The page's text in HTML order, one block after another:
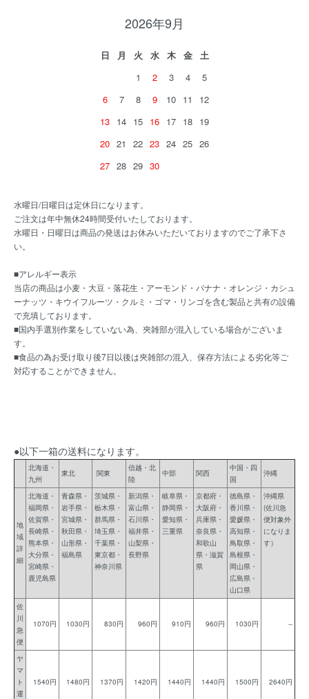
2026年9月
日 月 火 水 木 金
土
1
2 3 4
5
6
7 8 9 10 11
12
13 14 15 16 17 18 19
20 21 22 23 24 25 26
27 28 29 30
水曜日/日曜日は定休日になります。
ご注文は年中無休24時間受付いたしております。
水曜日・日曜日は商品の発送はお休みいただいておりますのでご了承下さ
い。
■アレルギー表示
当店の商品は小麦・大豆・落花生・アーモンド・バナナ・オレンジ・カシュ
ーナッツ・キウイフルーツ・クルミ・ゴマ・リンゴを含む製品と共有の設備
で充填しております。
■国内手選別作業をしていない為、夾雑部が混入している場合がございま
す。
■食品の為お受け取り後7日以後は夾雑部の混入、保存方法による劣化等ご
対応することができません。
●以下一箱の送料になります。
北海道・
九州
東北 関東
信越・北
陸
中部 関西
中国・四
国
沖縄
地
域
詳
細
北海道・
福岡県・
佐賀県・
長崎県・
熊本県・
大分県・
宮崎県・
鹿児島県
青森県・
岩手県・
宮城県・
秋田県・
山形県・
福島県
茨城県・
栃木県・
群馬県・
埼玉県・
千葉県・
東京都・
神奈川県
新潟県・
富山県・
石川県・
福井県・
山梨県・
長野県
岐阜県・
静岡県・
愛知県・
三重県
京都府・
大阪府・
兵庫県・
奈良県・
和歌山
県・滋賀
県
徳島県・
香川県・
愛媛県・
高知県・
鳥取県・
島根県・
岡山県・
広島県・
山口県
沖縄県
(佐川急
便対象外
になりま
す）
佐
川
急
便
1070円 1030円 830円 960円 910円 960円 1030円 --
ヤ
マ
ト
運
1540円 1480円 1370円 1420円 1440円 1440円 1500円 2640円